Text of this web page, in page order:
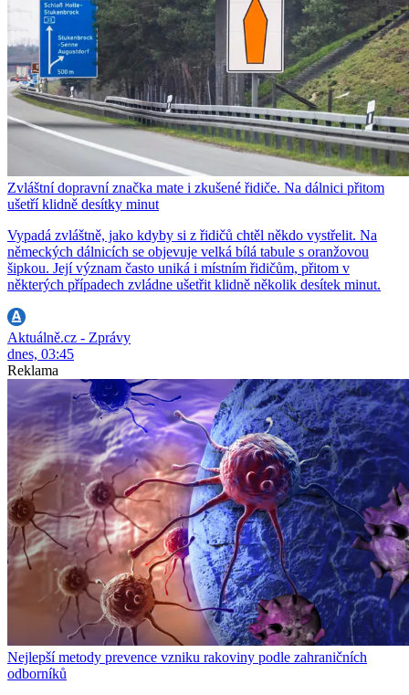
Zvláštní dopravní značka mate i zkušené řidiče. Na dálnici přitom
ušetří klidně desítky minut
Vypadá zvláštně, jako kdyby si z řidičů chtěl někdo vystřelit. Na
německých dálnicích se objevuje velká bílá tabule s oranžovou
šipkou. Její význam často uniká i místním řidičům, přitom v
některých případech zvládne ušetřit klidně několik desítek minut.
Aktuálně.cz - Zprávy
dnes, 03:45
Reklama
Nejlepší metody prevence vzniku rakoviny podle zahraničních
odborníků